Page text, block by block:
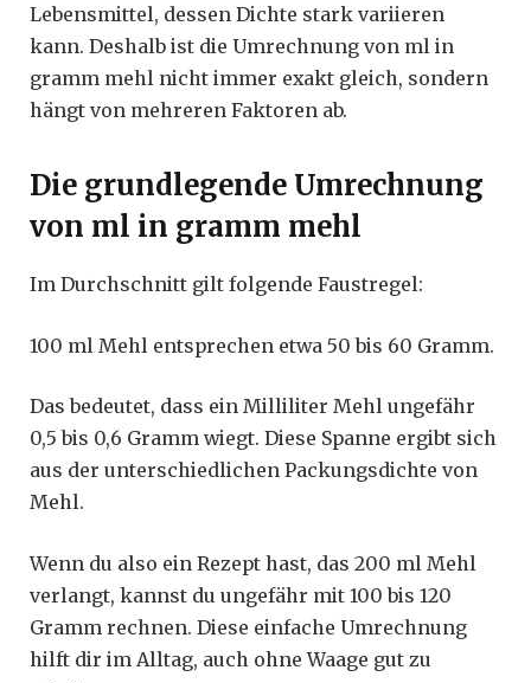
Lebensmittel, dessen Dichte stark variieren
kann. Deshalb ist die Umrechnung von ml in
gramm mehl nicht immer exakt gleich, sondern
hängt von mehreren Faktoren ab.
Die grundlegende Umrechnung
von ml in gramm mehl
Im Durchschnitt gilt folgende Faustregel:
100 ml Mehl entsprechen etwa 50 bis 60 Gramm.
Das bedeutet, dass ein Milliliter Mehl ungefähr
0,5 bis 0,6 Gramm wiegt. Diese Spanne ergibt sich
aus der unterschiedlichen Packungsdichte von
Mehl.
Wenn du also ein Rezept hast, das 200 ml Mehl
verlangt, kannst du ungefähr mit 100 bis 120
Gramm rechnen. Diese einfache Umrechnung
hilft dir im Alltag, auch ohne Waage gut zu